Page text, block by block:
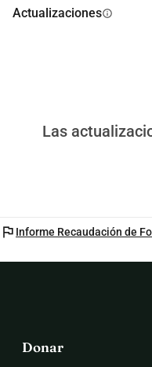
Actualizacionesinfo
Las
flag Informe Recaudación de
Donar